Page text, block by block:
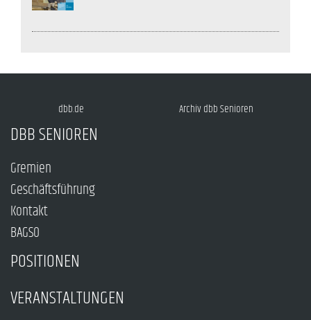
dbb.de Archiv dbb Senioren
DBB SENIOREN
Gremien
Geschäftsführung
Kontakt
BAGSO
POSITIONEN
VERANSTALTUNGEN